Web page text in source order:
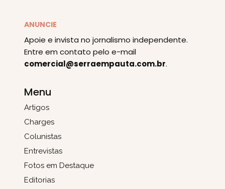
ANUNCIE
Apoie e invista no jornalismo independente.
Entre em contato pelo e-mail
comercial@serraempauta.com.br.
Menu
Artigos
Charges
Colunistas
Entrevistas
Fotos em Destaque
Editorias